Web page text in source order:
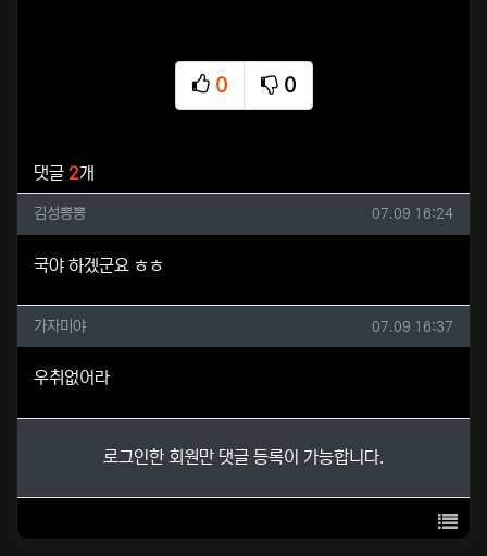
0
추천
0
비추천
댓글 2개
김성뽕뽕님의 댓글
김성뽕뽕 작성일
07.09 16:24
국야 하겠군요 ㅎㅎ
가자미야님의 댓글
가자미야 작성일
07.09 16:37
우취없어라
로그인한 회원만 댓글 등록이 가능합니다.
목록